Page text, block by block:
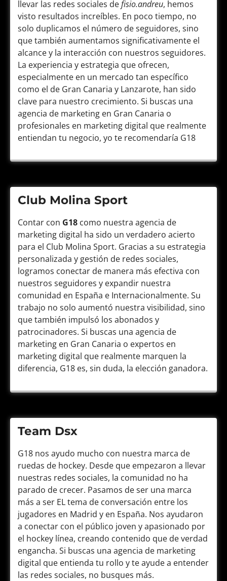
llevar las redes sociales defisio.andreu, hemos
visto resultados increíbles. En poco tiempo, no
solo duplicamos el número de seguidores, sino
que también aumentamos significativamente el
alcance y la interacción con nuestros seguidores.
La experiencia y estrategia que ofrecen,
especialmente en un mercado tan específico
como el de Gran Canaria y Lanzarote, han sido
clave para nuestro crecimiento. Si buscas una
agencia de marketing en Gran Canaria o
profesionales en marketing digital que realmente
entiendan tu negocio, yo te recomendaría G18
Club Molina Sport
Contar con G18 como nuestra agencia de
marketing digital ha sido un verdadero acierto
para el Club Molina Sport. Gracias a su estrategia
personalizada y gestión de redes sociales,
logramos conectar de manera más efectiva con
nuestros seguidores y expandir nuestra
comunidad en España e Internacionalmente. Su
trabajo no solo aumentó nuestra visibilidad, sino
que también impulsó los abonados y
patrocinadores. Si buscas una agencia de
marketing en Gran Canaria o expertos en
marketing digital que realmente marquen la
diferencia, G18 es, sin duda, la elección ganadora.
Team Dsx
G18 nos ayudo mucho con nuestra marca de
ruedas de hockey. Desde que empezaron a llevar
nuestras redes sociales, la comunidad no ha
parado de crecer. Pasamos de ser una marca
más a ser EL tema de conversación entre los
jugadores en Madrid y en España. Nos ayudaron
a conectar con el público joven y apasionado por
el hockey línea, creando contenido que de verdad
engancha. Si buscas una agencia de marketing
digital que entienda tu rollo y te ayude a entender
las redes sociales, no busques más.